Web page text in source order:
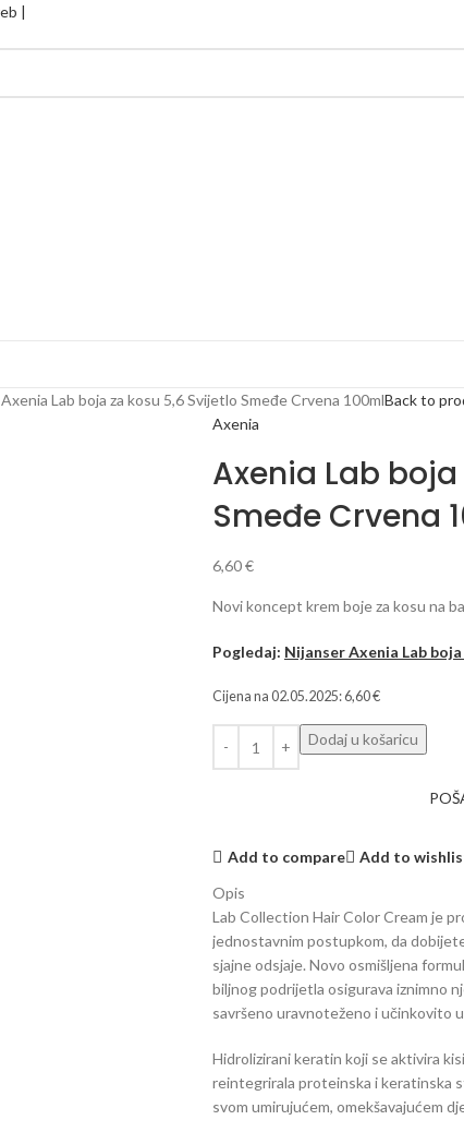
Axenia Lab boja za kosu 5,6 Svijetlo Smeđe Crvena 100mlBack to
Axenia
Axenia Lab
Smeđe Crvena
6,60€
Novi koncept krem ​​boje za kosu na
Pogledaj: Nijanser Axenia Lab
Cijena na 02.05.2025: 6,60€
Dodaj u košaricu
Add to compare
Add to
Opis
Lab Collection Hair Color Cream je
jednostavnim postupkom, da
sjajne odsjaje. Novo osmišljena
biljnog podrijetla osigurava iznimno
savršeno uravnoteženo i učinkovito u
Hidrolizirani keratin koji se aktivira
reintegrirala proteinska i keratinska
svom umirujućem, omekšavajućem